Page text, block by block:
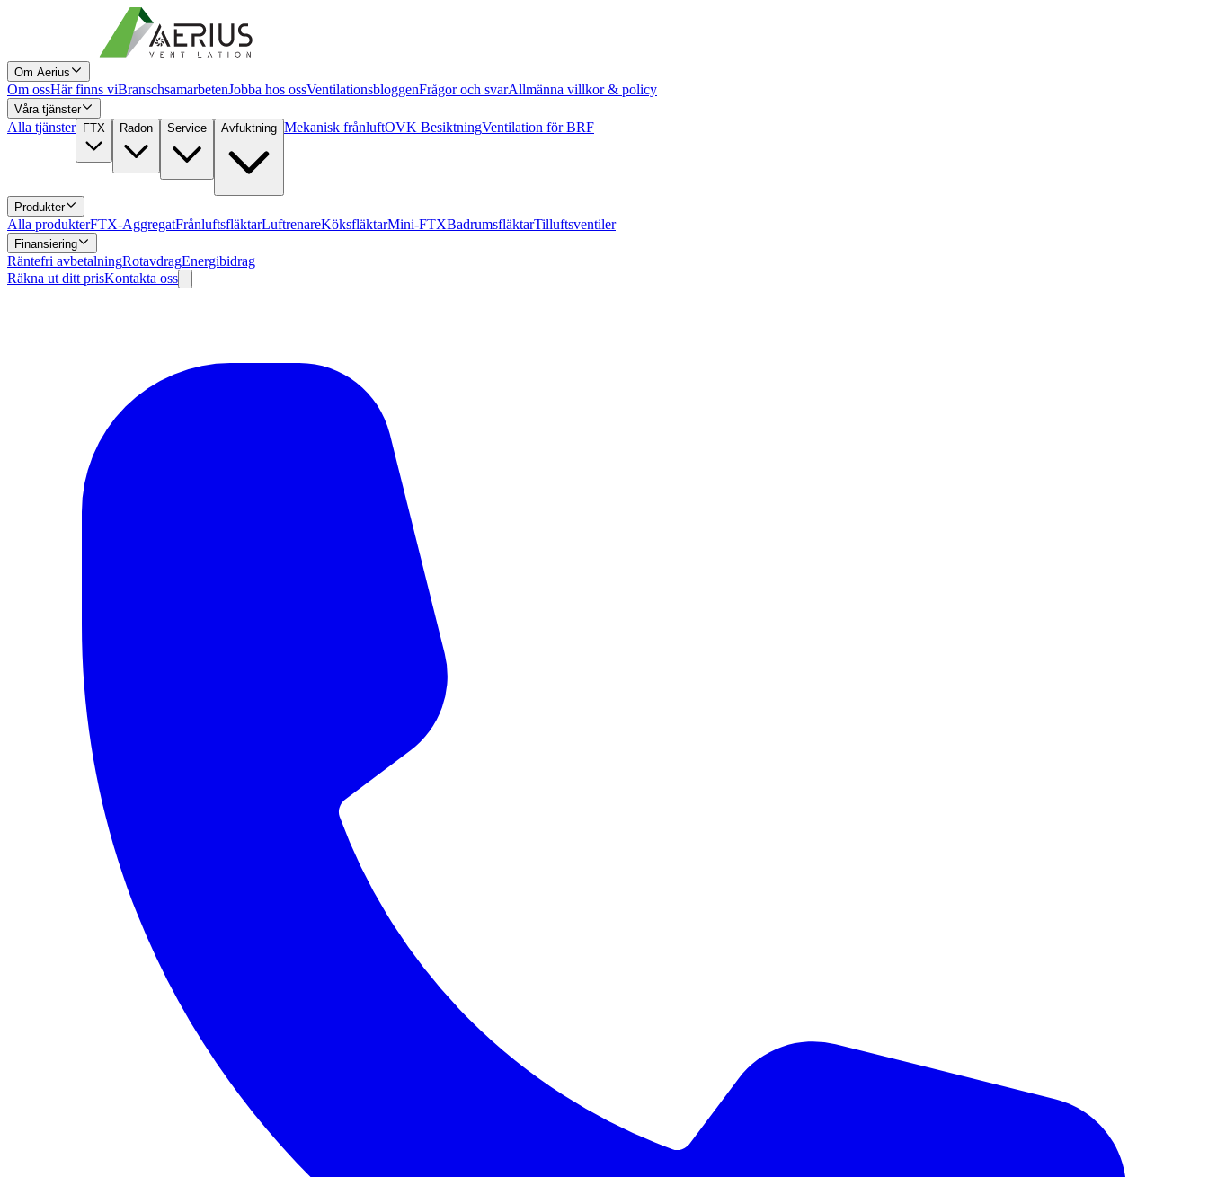
Om Aerius
Om ossHär finns viBranschsamarbetenJobba hos ossVentilationsbloggenFrågor och svarAllmänna villkor & policy
Våra tjänster
Alla tjänster FTX Radon Service Avfuktning Mekanisk frånluftOVK BesiktningVentilation för BRF
Produkter
Alla produkterFTX-AggregatFrånluftsfläktarLuftrenareKöksfläktarMini-FTXBadrumsfläktarTilluftsventiler
Finansiering
Räntefri avbetalningRotavdragEnergibidrag
Räkna ut ditt prisKontakta oss